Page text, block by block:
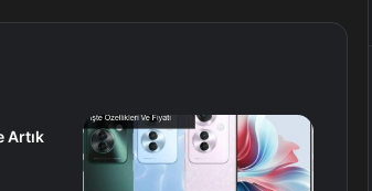
Artık